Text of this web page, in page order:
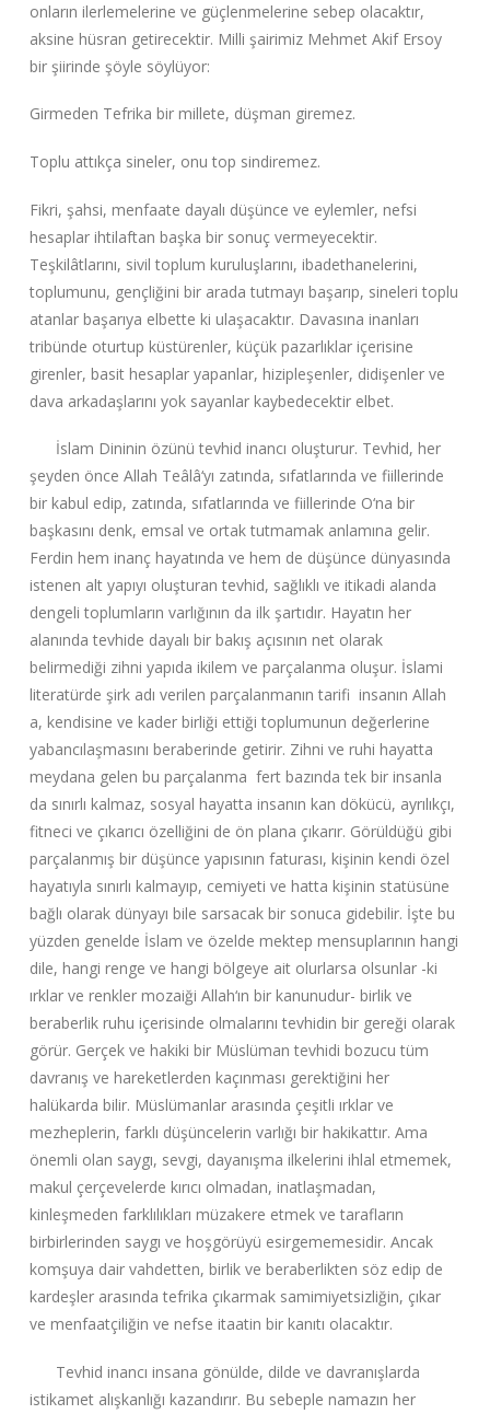
onların ilerlemelerine ve güçlenmelerine sebep olacaktır,
aksine hüsran getirecektir. Milli şairimiz Mehmet Akif Ersoy
bir şiirinde şöyle söylüyor:
Girmeden Tefrika bir millete, düşman giremez.
Toplu attıkça sineler, onu top sindiremez.
Fikri, şahsi, menfaate dayalı düşünce ve eylemler, nefsi
hesaplar ihtilaftan başka bir sonuç vermeyecektir.
Teşkilâtlarını, sivil toplum kuruluşlarını, ibadethanelerini,
toplumunu, gençliğini bir arada tutmayı başarıp, sineleri toplu
atanlar başarıya elbette ki ulaşacaktır. Davasına inanları
tribünde oturtup küstürenler, küçük pazarlıklar içerisine
girenler, basit hesaplar yapanlar, hizipleşenler, didişenler ve
dava arkadaşlarını yok sayanlar kaybedecektir elbet.
İslam Dininin özünü tevhid inancı oluşturur. Tevhid, her
şeyden önce Allah Teâlâ‘yı zatında, sıfatlarında ve fiillerinde
bir kabul edip, zatında, sıfatlarında ve fiillerinde O‘na bir
başkasını denk, emsal ve ortak tutmamak anlamına gelir.
Ferdin hem inanç hayatında ve hem de düşünce dünyasında
istenen alt yapıyı oluşturan tevhid, sağlıklı ve itikadi alanda
dengeli toplumların varlığının da ilk şartıdır. Hayatın her
alanında tevhide dayalı bir bakış açısının net olarak
belirmediği zihni yapıda ikilem ve parçalanma oluşur. İslami
literatürde şirk adı verilen parçalanmanın tarifi insanın Allah
a, kendisine ve kader birliği ettiği toplumunun değerlerine
yabancılaşmasını beraberinde getirir. Zihni ve ruhi hayatta
meydana gelen bu parçalanma fert bazında tek bir insanla
da sınırlı kalmaz, sosyal hayatta insanın kan dökücü, ayrılıkçı,
fitneci ve çıkarıcı özelliğini de ön plana çıkarır. Görüldüğü gibi
parçalanmış bir düşünce yapısının faturası, kişinin kendi özel
hayatıyla sınırlı kalmayıp, cemiyeti ve hatta kişinin statüsüne
bağlı olarak dünyayı bile sarsacak bir sonuca gidebilir. İşte bu
yüzden genelde İslam ve özelde mektep mensuplarının hangi
dile, hangi renge ve hangi bölgeye ait olurlarsa olsunlar -ki
ırklar ve renkler mozaiği Allah‘ın bir kanunudur- birlik ve
beraberlik ruhu içerisinde olmalarını tevhidin bir gereği olarak
görür. Gerçek ve hakiki bir Müslüman tevhidi bozucu tüm
davranış ve hareketlerden kaçınması gerektiğini her
halükarda bilir. Müslümanlar arasında çeşitli ırklar ve
mezheplerin, farklı düşüncelerin varlığı bir hakikattır. Ama
önemli olan saygı, sevgi, dayanışma ilkelerini ihlal etmemek,
makul çerçevelerde kırıcı olmadan, inatlaşmadan,
kinleşmeden farklılıkları müzakere etmek ve tarafların
birbirlerinden saygı ve hoşgörüyü esirgememesidir. Ancak
komşuya dair vahdetten, birlik ve beraberlikten söz edip de
kardeşler arasında tefrika çıkarmak samimiyetsizliğin, çıkar
ve menfaatçiliğin ve nefse itaatin bir kanıtı olacaktır.
Tevhid inancı insana gönülde, dilde ve davranışlarda
istikamet alışkanlığı kazandırır. Bu sebeple namazın her